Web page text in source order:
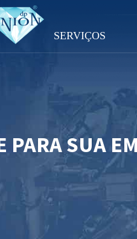
SERVIÇOS
PARA SUA